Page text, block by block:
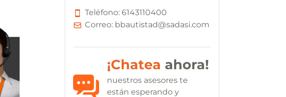
Teléfono:6143110400
Correo: bbautistad@sadasi.com
¡Chatea ahora!
nuestros asesores te
están esperando y